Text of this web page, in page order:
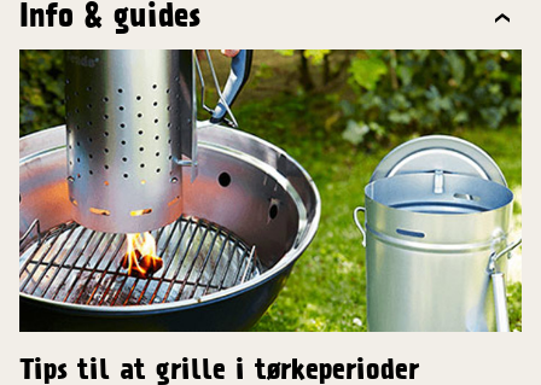
Info & guides
Tips til at grille i tørkeperioder